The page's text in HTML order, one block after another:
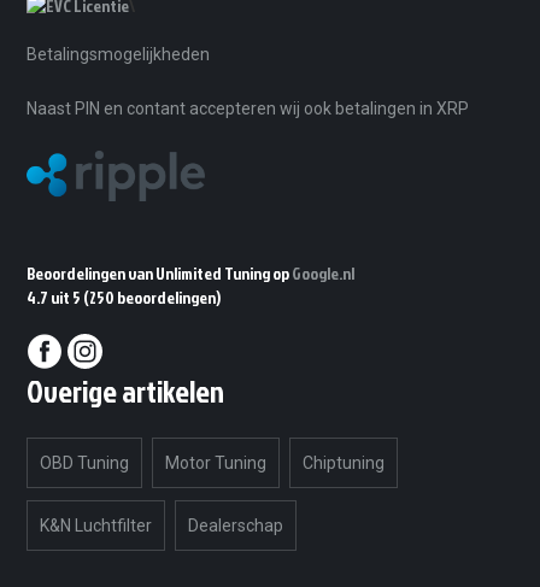
Betalingsmogelijkheden
Naast PIN en contant accepteren wij ook betalingen in XRP
Beoordelingen van Unlimited Tuning opGoogle.nl
4.7 uit 5 (250 beoordelingen)
Overige artikelen
OBD Tuning Motor Tuning Chiptuning
K&N Luchtfilter Dealerschap